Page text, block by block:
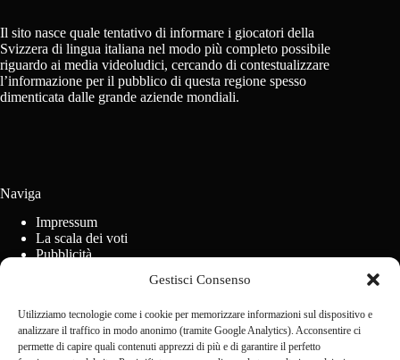
Gestisci Consenso
Utilizziamo tecnologie come i cookie per memorizzare informazioni sul dispositivo e
analizzare il traffico in modo anonimo (tramite Google Analytics). Acconsentire ci
permette di capire quali contenuti apprezzi di più e di garantire il perfetto
Il sito nasce quale tentativo di informare i giocatori della
Svizzera di lingua italiana nel modo più completo possibile
riguardo ai media videoludici, cercando di contestualizzare
l’informazione per il pubblico di questa regione spesso
dimenticata dalle grande aziende mondiali.
Naviga
Impressum
La scala dei voti
Pubblicità
Contact us